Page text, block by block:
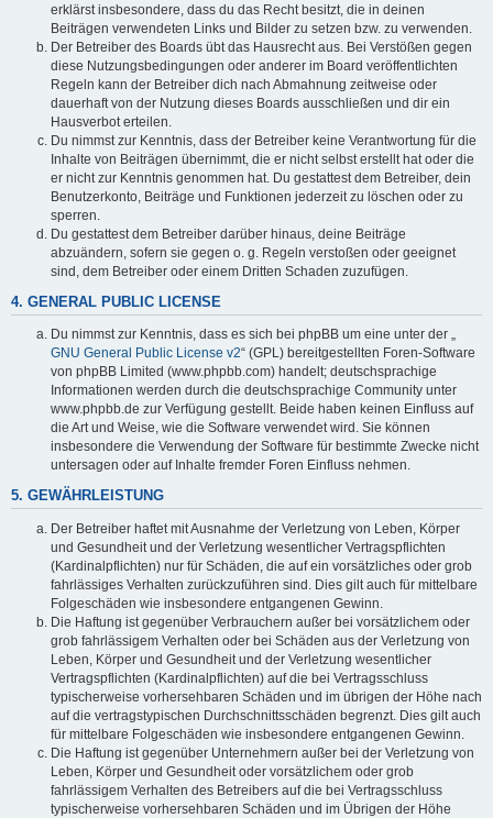
erklärst insbesondere, dass du das Recht besitzt, die in deinen
Beiträgen verwendeten Links und Bilder zu setzen bzw. zu verwenden.
Der Betreiber des Boards übt das Hausrecht aus. Bei Verstößen gegen
diese Nutzungsbedingungen oder anderer im Board veröffentlichten
Regeln kann der Betreiber dich nach Abmahnung zeitweise oder
dauerhaft von der Nutzung dieses Boards ausschließen und dir ein
Hausverbot erteilen.
Du nimmst zur Kenntnis, dass der Betreiber keine Verantwortung für die
Inhalte von Beiträgen übernimmt, die er nicht selbst erstellt hat oder die
er nicht zur Kenntnis genommen hat. Du gestattest dem Betreiber, dein
Benutzerkonto, Beiträge und Funktionen jederzeit zu löschen oder zu
sperren.
Du gestattest dem Betreiber darüber hinaus, deine Beiträge
abzuändern, sofern sie gegen o. g. Regeln verstoßen oder geeignet
sind, dem Betreiber oder einem Dritten Schaden zuzufügen.
4. GENERAL PUBLIC LICENSE
Du nimmst zur Kenntnis, dass es sich bei phpBB um eine unter der „
GNU General Public License v2“ (GPL) bereitgestellten Foren-Software
von phpBB Limited (www.phpbb.com) handelt; deutschsprachige
Informationen werden durch die deutschsprachige Community unter
www.phpbb.de zur Verfügung gestellt. Beide haben keinen Einfluss auf
die Art und Weise, wie die Software verwendet wird. Sie können
insbesondere die Verwendung der Software für bestimmte Zwecke nicht
untersagen oder auf Inhalte fremder Foren Einfluss nehmen.
5. GEWÄHRLEISTUNG
Der Betreiber haftet mit Ausnahme der Verletzung von Leben, Körper
und Gesundheit und der Verletzung wesentlicher Vertragspflichten
(Kardinalpflichten) nur für Schäden, die auf ein vorsätzliches oder grob
fahrlässiges Verhalten zurückzuführen sind. Dies gilt auch für mittelbare
Folgeschäden wie insbesondere entgangenen Gewinn.
Die Haftung ist gegenüber Verbrauchern außer bei vorsätzlichem oder
grob fahrlässigem Verhalten oder bei Schäden aus der Verletzung von
Leben, Körper und Gesundheit und der Verletzung wesentlicher
Vertragspflichten (Kardinalpflichten) auf die bei Vertragsschluss
typischerweise vorhersehbaren Schäden und im übrigen der Höhe nach
auf die vertragstypischen Durchschnittsschäden begrenzt. Dies gilt auch
für mittelbare Folgeschäden wie insbesondere entgangenen Gewinn.
Die Haftung ist gegenüber Unternehmern außer bei der Verletzung von
Leben, Körper und Gesundheit oder vorsätzlichem oder grob
fahrlässigem Verhalten des Betreibers auf die bei Vertragsschluss
typischerweise vorhersehbaren Schäden und im Übrigen der Höhe